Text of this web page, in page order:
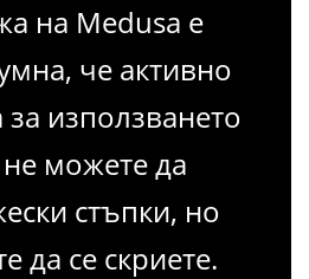
на Medusa е
че активно
за използването
можете да
стъпки, но
да се скриете.